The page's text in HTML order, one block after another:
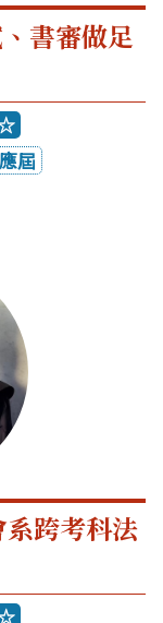
書審做足
屆
跨考科法